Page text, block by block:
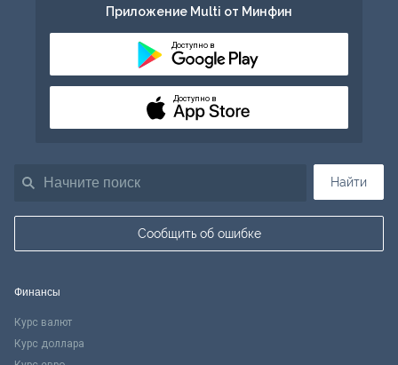
Найти
Сообщить об ошибке
Приложение Multi от Минфин
Доступно в
Доступно в
Финансы
Курс валют
Курс доллара